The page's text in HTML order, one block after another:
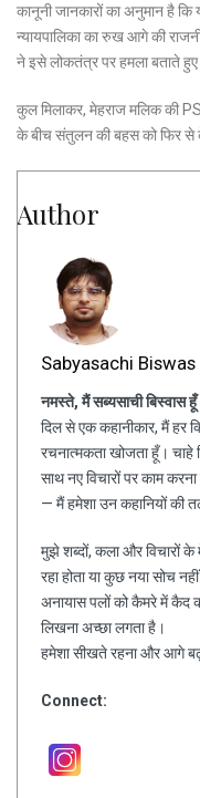
कानूनी जानकारों का अनुमान है
न्यायपालिका का रुख आगे की
ने इसे लोकतंत्र पर हमला बताते
कुल मिलाकर, मेहराज मलिक की
के बीच संतुलन की बहस को फिर
Author
Sabyasachi Biswas
नमस्ते, मैं सब्यसाची
दिल से एक कहानीकार, मैं हर
रचनात्मकता खोजता हूँ। चाहे
साथ नए विचारों पर काम
— मैं हमेशा उन कहानियों की
मुझे शब्दों, कला और विचारों
रहा होता या कुछ नया सोच
अनायास पलों को कैमरे में कैद
लिखना अच्छा लगता है।
हमेशा सीखते रहना और आगे
Connect: